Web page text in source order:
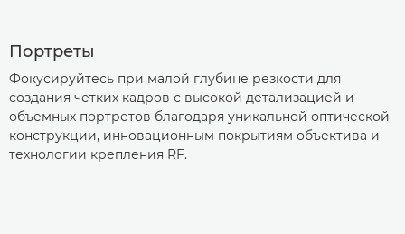
Портреты
Фокусируйтесь при малой глубине резкости для
создания четких кадров с высокой детализацией и
объемных портретов благодаря уникальной оптической
конструкции, инновационным покрытиям объектива и
технологии крепления RF.